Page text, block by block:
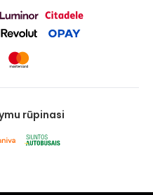
rūpinasi